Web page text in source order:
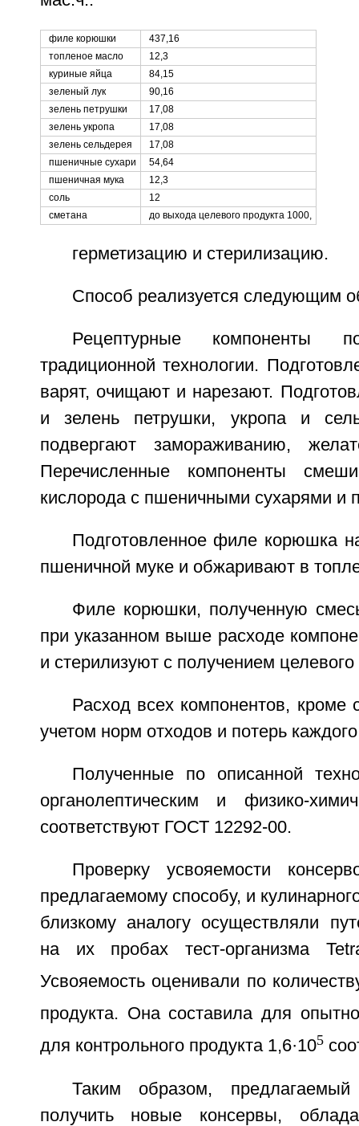
филе корюшки
437,16
топленое масло
12,3
куриные яйца
84,15
зеленый лук
90,16
зелень петрушки
17,08
зелень укропа
17,08
зелень сельдерея
17,08
пшеничные сухари
54,64
пшеничная мука
12,3
соль
12
сметана
до выхода целевого продукта 1000,
герметизацию и стерилизацию.
Способ реализуется следующим
Рецептурные компоненты
традиционной технологии.
варят, очищают и нарезают.
и зелень петрушки, укропа и
подвергают замораживанию,
Перечисленные компоненты
кислорода с пшеничными сухарями и
Подготовленное филе корюшка
пшеничной муке и обжаривают в
Филе корюшки, полученную
при указанном выше расходе
и стерилизуют с получением целевого
Расход всех компонентов, кроме
учетом норм отходов и потерь
Полученные по описанной
органолептическим и физико-
соответствуют ГОСТ 12292-00.
Проверку усвояемости
предлагаемому способу, и
близкому аналогу осуществляли
на их пробах тест-организма
Усвояемость оценивали по
продукта. Она составила для
для контрольного продукта 1,6·105
Таким образом,
получить новые консервы,